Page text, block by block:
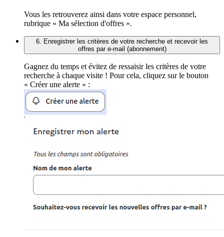
Vous les retrouverez ainsi dans votre espace personnel,
rubrique « Ma sélection d'offres ».
6. Enregistrer les critères de votre recherche et recevoir les
offres par e-mail (abonnement)
Gagnez du temps et évitez de ressaisir les critères de votre
recherche à chaque visite ! Pour cela, cliquez sur le bouton
« Créer une alerte » :